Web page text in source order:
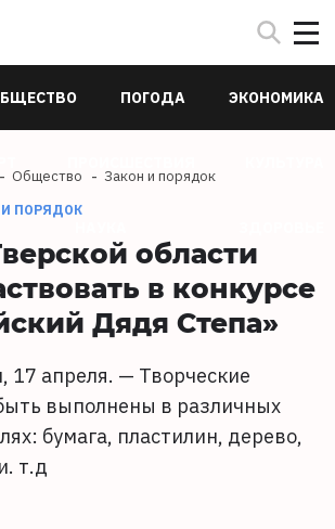
ПОГОДА ЭКОНОМИКА
Общество Закон и порядок
И ПОРЯДОК
области
в конкурсе
Дядя Степа»
17 апреля. — Творческие
выполнены в различных
бумага, пластилин, дерево,
т.д